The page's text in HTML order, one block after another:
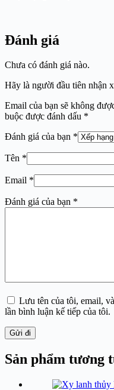
Đánh giá
Chưa có đánh giá nào.
Hãy là người đầu tiên nhận
Email của bạn sẽ không
buộc được đánh dấu *
Đánh giá của bạn *
Tên *
Email *
Đánh giá của bạn *
Lưu tên của tôi, email,
lần bình luận kế tiếp của tôi.
Gửi đi
Sản phẩm tương